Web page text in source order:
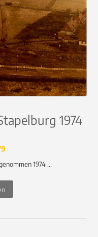
1974
1974 ...